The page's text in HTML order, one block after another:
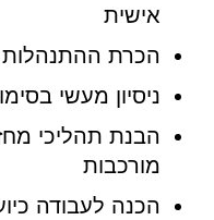
אישית
הכרת ההתנהלות
ניסיון מעשי
הבנת תהליכי
מורכבות
הכנה לעבודה